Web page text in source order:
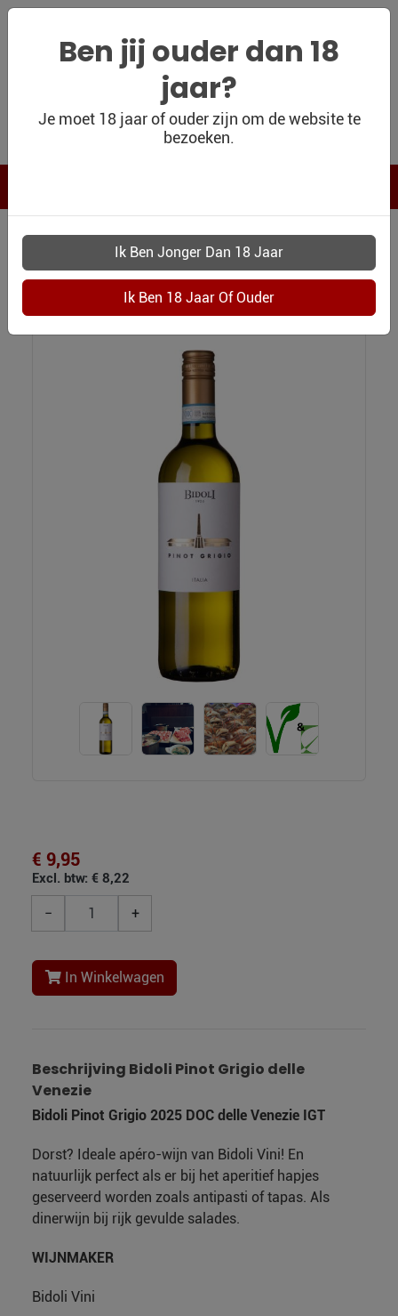
WIJNSHOP
WIJN BLOG
WIJN OUTLET
PERSOONLIJK-
WIJN-
KADOBON
Ben jij ouder dan 18
jaar?
Je moet 18 jaar of ouder zijn om de website te
bezoeken.
3831 BIDOLI PINOT GRIGIO DELLE VENEZIE
Bidoli Pinot Grigio delle Venezie
€ 9,95
Excl. btw: € 8,22
− +
In Winkelwagen
Beschrijving Bidoli Pinot Grigio delle
Venezie
Bidoli Pinot Grigio 2025 DOC delle Venezie IGT
Dorst? Ideale apéro-wijn van Bidoli Vini! En
natuurlijk perfect als er bij het aperitief hapjes
geserveerd worden zoals antipasti of tapas. Als
dinerwijn bij rijk gevulde salades.
WIJNMAKER
Bidoli Vini